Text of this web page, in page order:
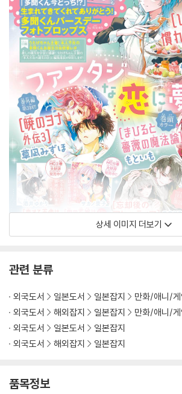
상세 이미지 더보기
관련 분류
외국도서 일본도서 일본잡지
만화/애니/게
외국도서
해외잡지 일본잡지
만화/애니/게
외국도서
일본도서
일본잡지
외국도서
해외잡지 일본잡지
품목정보